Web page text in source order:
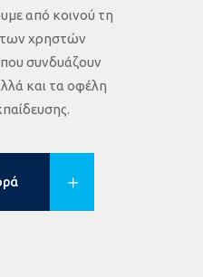
από κοινού τη
των χρηστών
συνδυάζουν
και τα οφέλη